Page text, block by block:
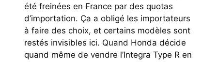
été freinées en France par des quotas
d’importation. Ça a obligé les importateurs
à faire des choix, et certains modèles sont
restés invisibles ici. Quand Honda décide
quand même de vendre l’Integra Type R en